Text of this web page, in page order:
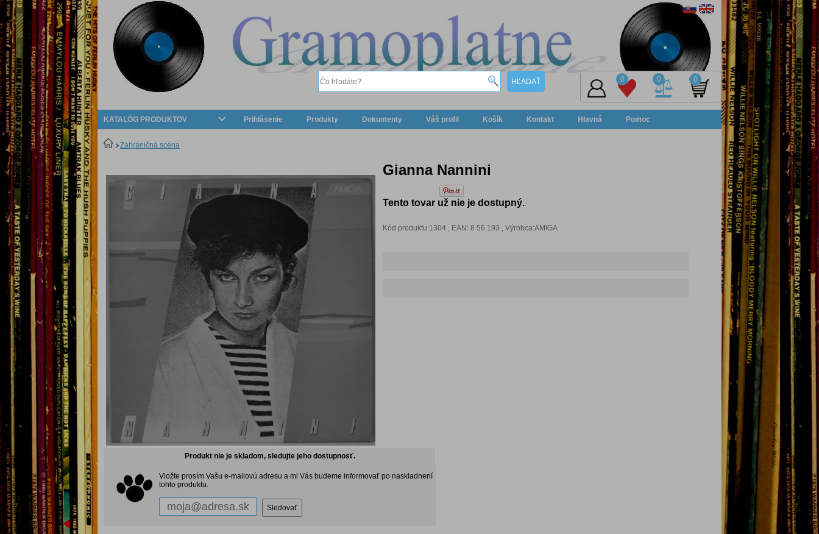
0 0 0
KATALÓG PRODUKTOV Prihlásenie Produkty Dokumenty Váš profil Košík Kontakt Hlavná Pomoc
Zahraničná scéna
Gianna Nannini
Tento tovar už nie je dostupný.
Kód produktu:1304 , EAN: 8 56 193 , Výrobca:AMIGA
Produkt nie je skladom, sledujte jeho dostupnosť.
Vložte prosím Vašu e-mailovú adresu a mi Vás budeme informovať po naskladnení
tohto produktu.